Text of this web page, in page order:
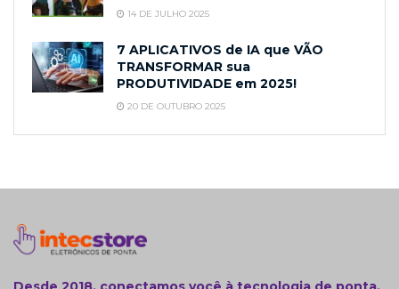
14 DE JULHO 2025
7 APLICATIVOS de IA que VÃO
TRANSFORMAR sua
PRODUTIVIDADE em 2025!
20 DE OUTUBRO 2025